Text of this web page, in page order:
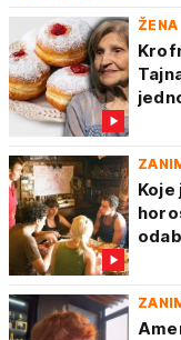
ŽENA